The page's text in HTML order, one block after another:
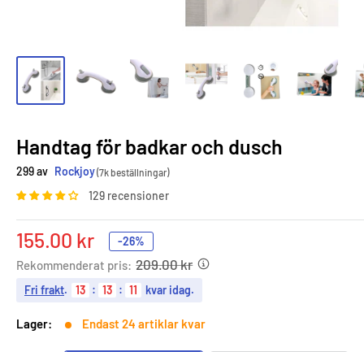
Handtag för badkar och dusch
299 av Rockjoy(7k beställningar)
129 recensioner
Sale
price
155.00 kr -26%
Rekommenderat pris: 209.00 kr
Fri frakt. 13 : 13 : 10 kvar idag.
Lager: Endast 24 artiklar kvar